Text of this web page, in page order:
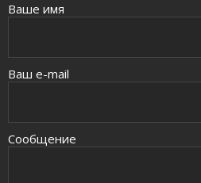
Ваше имя
Ваш e-mail
Сообщение